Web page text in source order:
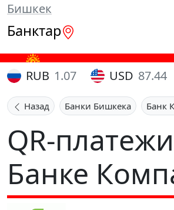
Бишкек
Банктар
RUB 1.07 USD 87.44
Назад Банки Бишкека Банк
QR-
Банке